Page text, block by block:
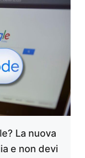
La nuova
e non devi